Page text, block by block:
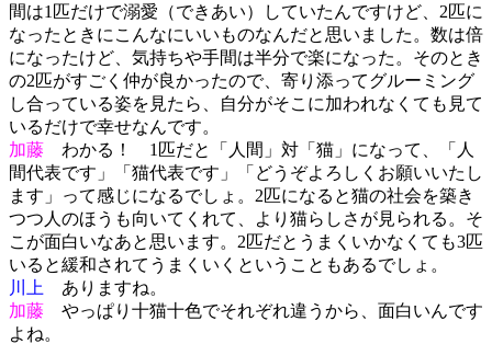
間は1匹だけで溺愛（できあい）していたんですけど、2匹に
なったときにこんなにいいものなんだと思いました。数は倍
になったけど、気持ちや手間は半分で楽になった。そのとき
の2匹がすごく仲が良かったので、寄り添ってグルーミング
し合っている姿を見たら、自分がそこに加われなくても見て
いるだけで幸せなんです。
加藤 わかる！ 1匹だと「人間」対「猫」になって、「人
間代表です」「猫代表です」「どうぞよろしくお願いいたし
ます」って感じになるでしょ。2匹になると猫の社会を築き
つつ人のほうも向いてくれて、より猫らしさが見られる。そ
こが面白いなあと思います。2匹だとうまくいかなくても3匹
いると緩和されてうまくいくということもあるでしょ。
川上
ありますね。
加藤 やっぱり十猫十色でそれぞれ違うから、面白いんです
よね。